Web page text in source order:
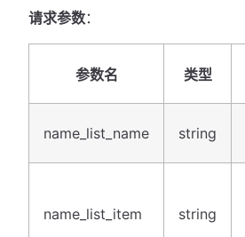
请求参数：
参数名 类型
name_list_name string
name_list_item string